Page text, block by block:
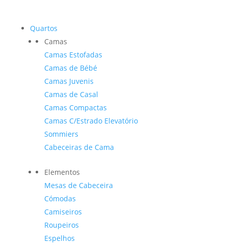
Quartos
Camas
Camas Estofadas
Camas de Bébé
Camas Juvenis
Camas de Casal
Camas Compactas
Camas C/Estrado Elevatório
Sommiers
Cabeceiras de Cama
Elementos
Mesas de Cabeceira
Cómodas
Camiseiros
Roupeiros
Espelhos